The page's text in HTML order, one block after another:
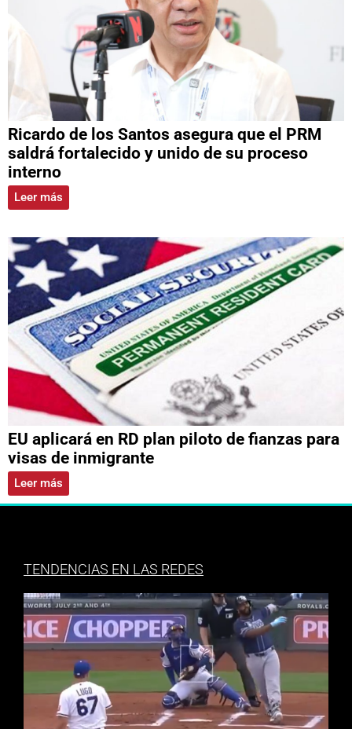
Ricardo de los Santos asegura que el PRM
saldrá fortalecido y unido de su proceso
interno
Leer más
EU aplicará en RD plan piloto de fianzas para
visas de inmigrante
Leer más
TENDENCIAS EN LAS REDES